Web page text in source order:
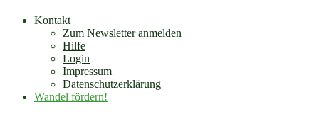
Kontakt
Zum Newsletter anmelden
Hilfe
Login
Impressum
Datenschutzerklärung
Wandel fördern!